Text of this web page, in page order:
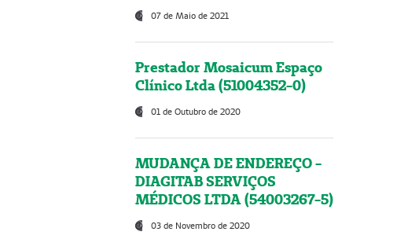
07 de Maio de 2021
Prestador Mosaicum Espaço
Clínico Ltda (51004352-0)
01 de Outubro de 2020
MUDANÇA DE ENDEREÇO -
DIAGITAB SERVIÇOS
MÉDICOS LTDA (54003267-5)
03 de Novembro de 2020